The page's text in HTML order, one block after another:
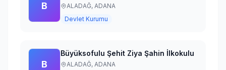
B ALADAĞ, ADANA
Devlet Kurumu
B
Büyüksofulu Şehit Ziya Şahin İlkokulu
ALADAĞ, ADANA